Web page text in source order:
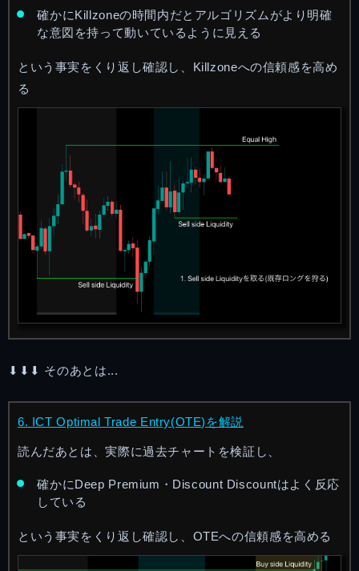
確かにKillzoneの時間内だとアルゴリズムがより明確
な意図を持って動いているように見える
という事実をくり返し確認し、Killzoneへの信頼感を高め
る
⬇︎⬇︎⬇︎ そのあとは...
6. ICT Optimal Trade Entry(OTE)を解説
読んだあとは、実際に過去チャートを検証し、
確かにDeep Premium・Discount Discountはよく反応
している
という事実をくり返し確認し、OTEへの信頼感を高める